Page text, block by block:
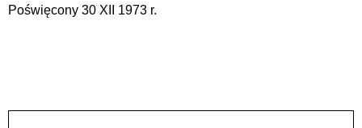
Poświęcony 30 XII 1973 r.